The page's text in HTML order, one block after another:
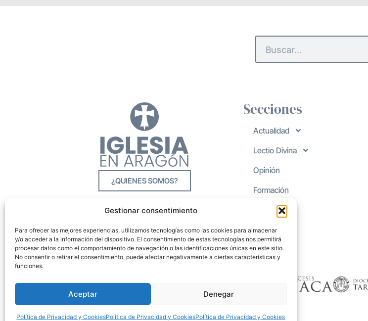
Gestionar consentimiento
Para ofrecer las mejores experiencias, utilizamos tecnologías como las cookies para almacenar
y/o acceder a la información del dispositivo. El consentimiento de estas tecnologías nos permitirá
procesar datos como el comportamiento de navegación o las identificaciones únicas en este sitio.
No consentir o retirar el consentimiento, puede afectar negativamente a ciertas características y
funciones.
Aceptar Denegar
Política de Privacidad y CookiesPolítica de Privacidad y CookiesPolítica de Privacidad y Cookies
¿QUIENES SOMOS?
Secciones
Actualidad
Lectio Divina
Opinión
Formación